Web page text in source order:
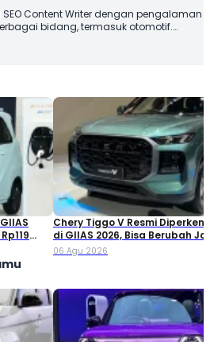
Content Writer dengan pengalaman
bidang, termasuk otomotif.
mudah dipahami oleh pembaca.
Chery Tiggo V Resmi
di GIIAS 2026, Bisa Berubah
Double Cabin
06 Agu 2026